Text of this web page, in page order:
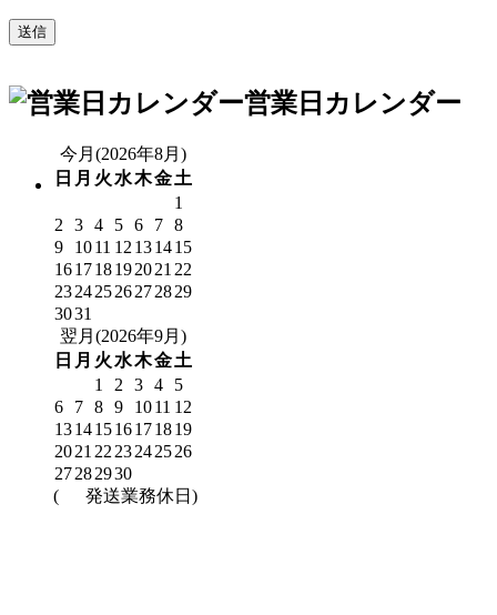
営業日カレンダー
今月(2026年8月)
日 月 火 水木金土
1
2
3 4 5 6 7 8
9
1011 12 131415
161718192021 22
23242526272829
3031
翌月(2026年9月)
日 月 火 水木金土
1
2 3 4
5
6
7 8 9 1011 12
13141516171819
2021 22 23242526
27282930
(
発送業務休日)